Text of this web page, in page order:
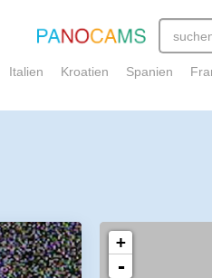
Italien Kroatien Spanien
+
-